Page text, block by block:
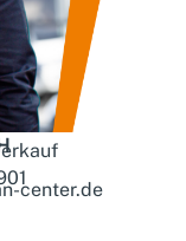
center.de